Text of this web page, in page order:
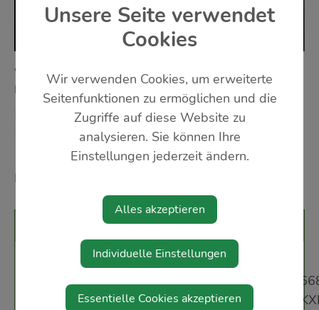
WOLFSBACH: SAMSTAG, 27. JUNI 2026 19:00 UHR
BIS 23:59 UHR
NACHT DER BLASMUSIK -
MUSIKVEREIN WOLFSBACH
19:00 Uhr Heilige Messe anschließend
Platzkonzert
Veranstaltungsort
Marktplatz
https://www.google.at/maps/
Unsere Seite verwendet
Cookies
Wir verwenden Cookies, um erweiterte
Seitenfunktionen zu ermöglichen und die
Zugriffe auf diese Website zu
analysieren. Sie können Ihre
Einstellungen jederzeit ändern.
Alles akzeptieren
Individuelle Einstellungen
Essentielle Cookies akzeptieren